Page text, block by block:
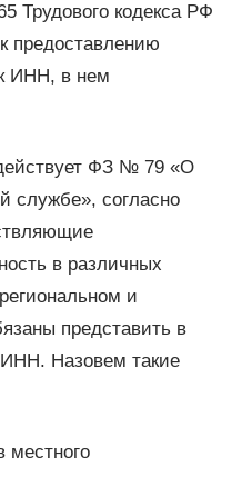
Трудового кодекса РФ
предоставлению
ИНН, в нем
ФЗ № 79 «О
службе», согласно
в различных
и
представить в
Назовем такие
местного